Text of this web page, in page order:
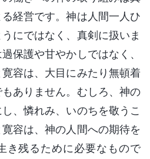
経営です。神は人間一人ひ
にではなく、真剣に扱いま
保護や甘やかしではなく、
容は、大目にみたり無頓着
ありません。むしろ、神の
、憐れみ、いのちを敬うこ
容は、神の人間への期待を
き残るために必要なもので